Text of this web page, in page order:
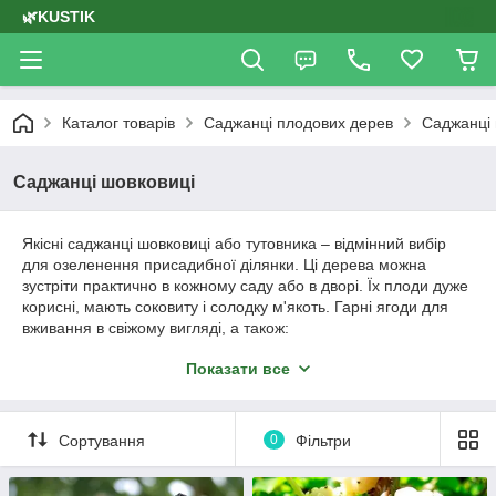
🌿KUSTIK
Каталог товарів Саджанці плодових дерев Саджанці
Саджанці шовковиці
Якісні саджанці шовковиці або тутовника – відмінний вибір
для озеленення присадибної ділянки. Ці дерева можна
зустріти практично в кожному саду або в дворі. Їх плоди дуже
корисні, мають соковиту і солодку м'якоть. Гарні ягоди для
вживання в свіжому вигляді, а також:
очищають організм від токсинів і зміцнюють імунітет;
застосовуються для виготовлення спиртних наливок і
додати вино.
Показати все
Сортування 0 Фільтри